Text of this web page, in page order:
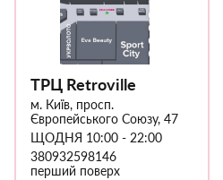
ТРЦ Retroville
м. Київ, просп.
Європейського Союзу, 47
ЩОДНЯ 10:00 - 22:00
380932598146
перший поверх